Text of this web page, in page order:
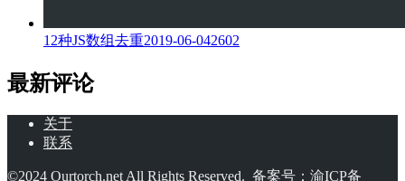
12种JS数组去重2019-06-042602
最新评论
关于
联系
©2024 Ourtorch.netAll Rights Reserved. 备案号： 渝ICP备